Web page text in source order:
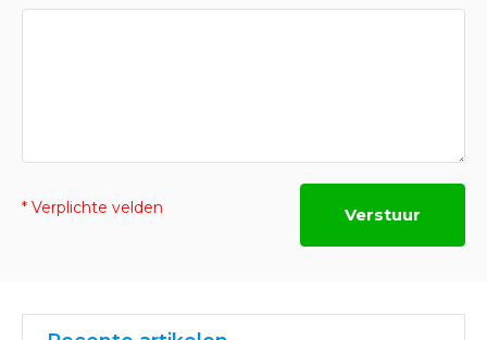
* Verplichte velden Verstuur